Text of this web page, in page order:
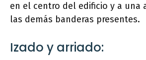
en el centro del edificio y a una
las demás banderas presentes.
Izado y arriado: